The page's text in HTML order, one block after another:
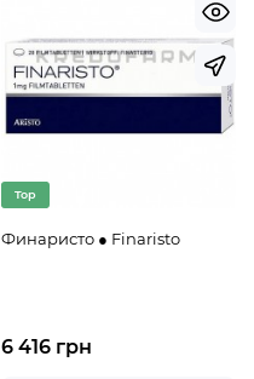
Top
Финаристо ● Finaristo
6 416 грн